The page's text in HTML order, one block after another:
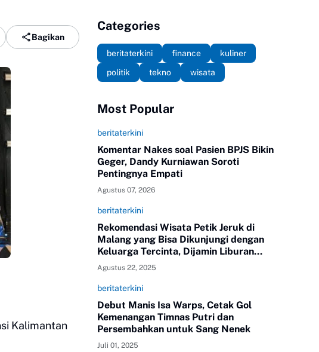
Bagikan
Kalimantan
Categories
beritaterkini finance
kuliner
politik
tekno wisata
Most Popular
beritaterkini
Komentar Nakes soal Pasien BPJS Bikin
Geger, Dandy Kurniawan Soroti
Pentingnya Empati
Agustus 07, 2026
beritaterkini
Rekomendasi Wisata Petik Jeruk di
Malang yang Bisa Dikunjungi dengan
Keluarga Tercinta, Dijamin Liburan
Lebih Bermakna
Agustus 22, 2025
beritaterkini
Debut Manis Isa Warps, Cetak Gol
Kemenangan Timnas Putri dan
Persembahkan untuk Sang Nenek
Juli 01, 2025